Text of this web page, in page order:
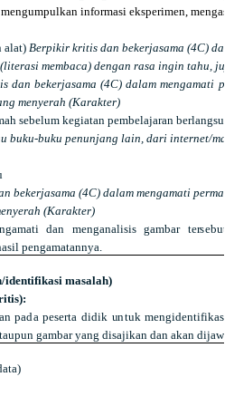
mengumpulkan informasieksperimen, mengas
alat)Berpikir kritis dan bekerjasama (4C)
membaca) dengan rasa ingin tahu,
dan bekerjasama (4C) dalam mengamati
menyerah (Karakter)
sebelum kegiatan pembelajaran
buku-buku penunjang lain, dari internet/
bekerjasama (4C) dalam mengamati
(Karakter)
ngamati dan menganalisis gambar tersebut
asil pengamatannya.
identifikasi masalah)
itis):
n pada peserta didik untuk mengidentifikas
aupungambar yang disajikan danakan dijawa